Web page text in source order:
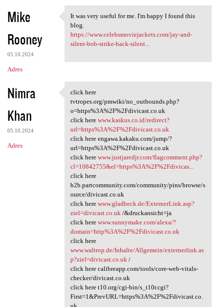
Mike
Rooney
05.10.2024
Adres
It was very useful for me. I
It was very useful for me. I'm happy I found this
blog.
https://www.celebsmoviejackets.com/jay-and-
silent-bob-strike-back-silent...
Nimra
Khan
05.10.2024
Adres
click here tvtropes.org
click here
tvtropes.org/pmwiki/no_outbounds.php?
o=https%3A%2F%2Fdivicast.co.uk
click here www.kaskus.co.id/redirect?
url=https%3A%2F%2Fdivicast.co.uk
click here engawa.kakaku.com/jump/?
url=https%3A%2F%2Fdivicast.co.uk
click here www.justjaredjr.com/flagcomment.php?
cl=10842755&el=https%3A%2F%2Fdivicas...
click here
b2b.partcommunity.com/community/pins/browse/s
ource/divicast.co.uk
click here www.gladbeck.de/ExternerLink.asp?
ziel=divicast.co.uk/&druckansicht=ja
click here www.sunnymake.com/alexa/?
domain=http%3A%2F%2Fdivicast.co.uk
click here
www.waltrop.de/Inhalte/Allgemein/externerlink.as
p?ziel=divicast.co.uk/
click here calibreapp.com/tools/core-web-vitals-
checker/divicast.co.uk
click here t10.org/cgi-bin/s_t10r.cgi?
First=1&PrevURL=https%3A%2F%2Fdivicast.co.